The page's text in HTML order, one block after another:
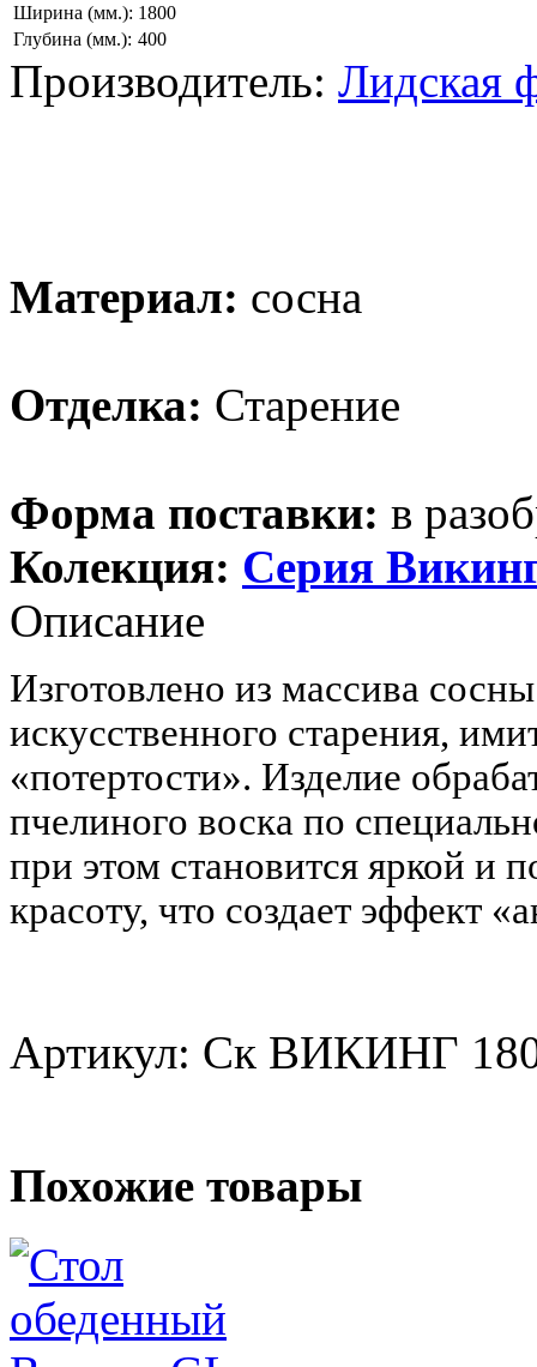
Ширина (мм.): 1800
Глубина (мм.): 400
Производитель: Лидская
Материал: сосна
Отделка: Старение
Форма поставки: в
Колекция: Серия
Описание
Изготовлено из массива
искусственного старения,
«потертости». Изделие
пчелиного воска по
при этом становится яркой и
красоту, что создает эффект
Артикул: Ск ВИКИНГ
Похожие товары